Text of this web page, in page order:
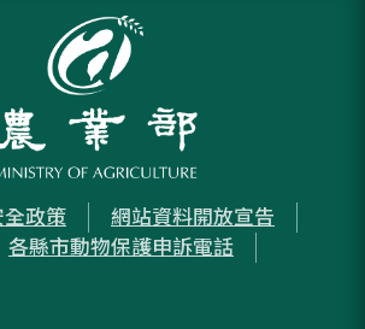
全政策
網站資料開放宣告
各縣市動物保護申訴電話